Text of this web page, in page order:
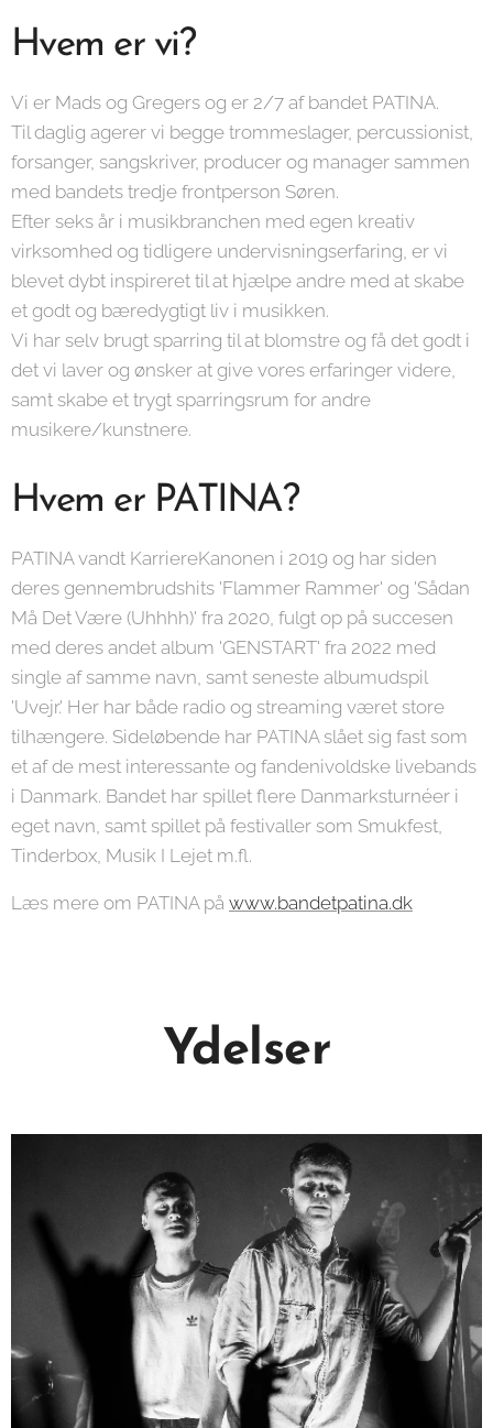
Hvem er vi?
Vi er Mads og Gregers og er 2/7 af bandet PATINA.
Til daglig agerer vi begge trommeslager, percussionist,
forsanger, sangskriver, producer og manager sammen
med bandets tredje frontperson Søren.
Efter seks år i musikbranchen med egen kreativ
virksomhed og tidligere undervisningserfaring, er vi
blevet dybt inspireret til at hjælpe andre med at skabe
et godt og bæredygtigt liv i musikken.
Vi har selv brugt sparring til at blomstre og få det godt i
det vi laver og ønsker at give vores erfaringer videre,
samt skabe et trygt sparringsrum for andre
musikere/kunstnere.
Hvem er PATINA?
PATINA vandt KarriereKanonen i 2019 og har siden
deres gennembrudshits 'Flammer Rammer' og 'Sådan
Må Det Være (Uhhhh)' fra 2020, fulgt op på succesen
med deres andet album 'GENSTART' fra 2022 med
single af samme navn, samt seneste albumudspil
'Uvejr.' Her har både radio og streaming været store
tilhængere. Sideløbende har PATINA slået sig fast som
et af de mest interessante og fandenivoldske livebands
i Danmark. Bandet har spillet flere Danmarksturnéer i
eget navn, samt spillet på festivaller som Smukfest,
Tinderbox, Musik I Lejet m.fl.
Læs mere om PATINA på www.bandetpatina.dk
Ydelser